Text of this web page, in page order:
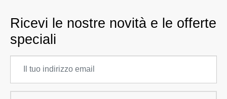
Ricevi le nostre novità e le offerte
speciali